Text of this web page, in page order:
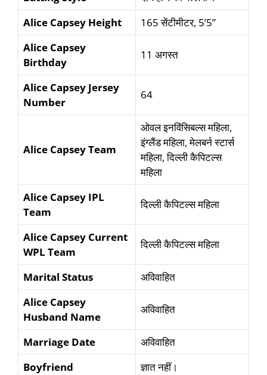
Alice Capsey Height
165 सेंटीमीटर, 5’5”
Alice Capsey
Birthday
11 अगस्त
Alice Capsey Jersey
Number
64
Alice Capsey Team
ओवल इनविंसिबल्स महिला,
इंग्लैंड महिला, मेलबर्न स्टार्स
महिला, दिल्ली कैपिटल्स
महिला
Alice Capsey IPL
Team
दिल्ली कैपिटल्स महिला
Alice Capsey Current
WPL Team
दिल्ली कैपिटल्स महिला
Marital Status
अविवाहित
Alice Capsey
Husband Name
अविवाहित
Marriage Date
अविवाहित
Boyfriend
ज्ञात नहीं।